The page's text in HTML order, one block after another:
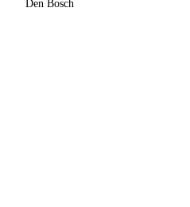
Den Bosch